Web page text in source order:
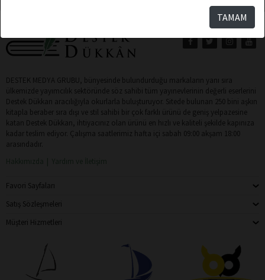
DESTEK MEDYA GRUBU, bünyesinde bulundurduğu markaların yanı sıra
ülkemizde yayımcılık sektöründe söz sahibi tüm yayınevlerinin değerli eserlerini
Destek Dükkan aracılığıyla okurlarla buluşturuyor. Sitede bulunan 250 bini aşkın
kitapla beraber sıra dışı ve stil sahibi bir çok farklı ürünü de geniş yelpazesine
katan Destek Dükkan, ihtiyacınız olan ürünü en hızlı ve kaliteli şekilde kapınıza
kadar teslim ediyor. Çalışma saatlerimiz hafta içi sabah 09:00 akşam 18:00
arasındadır.
Favori Sayfaları
Satış Sözleşmeleri
Müşteri Hizmetleri
TAMAM